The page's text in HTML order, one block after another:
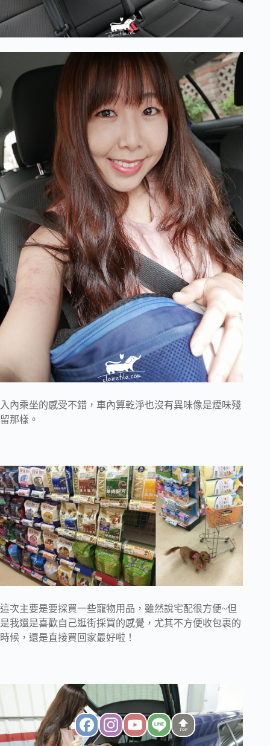
入內乘坐的感受不錯，車內算乾淨也沒有異味像是煙味殘
留那樣。
這次主要是要採買一些寵物用品，雖然說宅配很方便~但
是我還是喜歡自己逛街採買的感覺，尤其不方便收包裹的
時候，還是直接買回家最好啦！
TOP